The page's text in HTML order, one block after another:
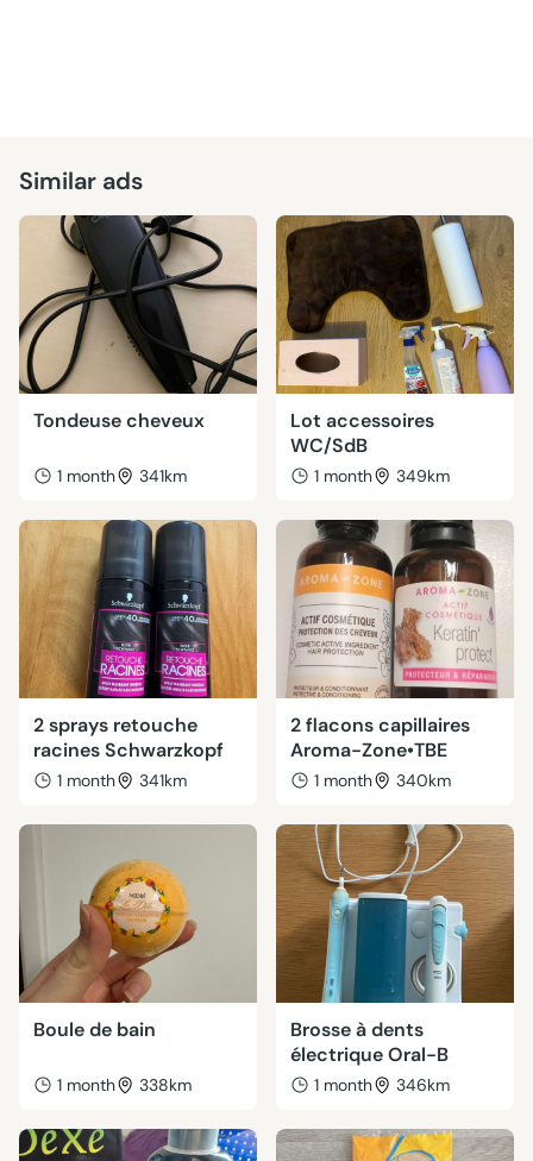
Similar ads
Tondeuse cheveux
1 month 341km
Lot accessoires
WC/SdB
1 month 349km
2 sprays retouche
racines Schwarzkopf
1 month 341km
2 flacons capillaires
Aroma-Zone•TBE
1 month 340km
Boule de bain
1 month 338km
Brosse à dents
électrique Oral-B
1 month 346km